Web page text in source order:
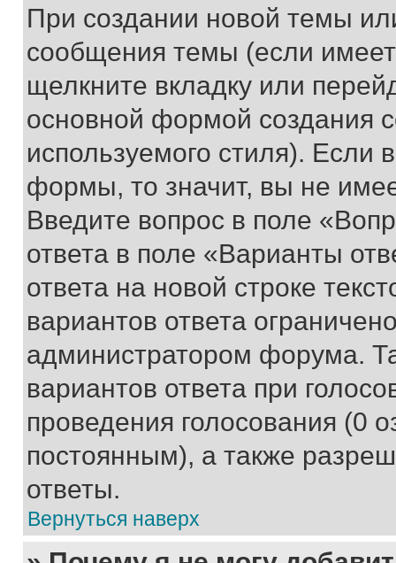
При создании новой темы
сообщения темы (если
щелкните вкладку или
основной формой создания
используемого стиля). Если
формы, то значит, вы не
Введите вопрос в поле
ответа в поле «Варианты
ответа на новой строке
вариантов ответа
администратором форума.
вариантов ответа при
проведения голосования (0
постоянным), а также
ответы.
Вернуться наверх